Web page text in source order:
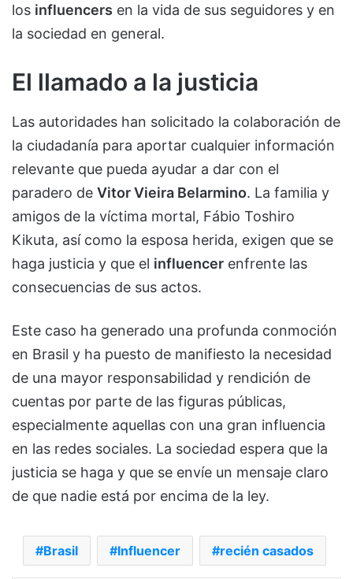
los influencers en la vida de sus seguidores y en
la sociedad en general.
El llamado a la justicia
Las autoridades han solicitado la colaboración de
la ciudadanía para aportar cualquier información
relevante que pueda ayudar a dar con el
paradero de Vitor Vieira Belarmino. La familia y
amigos de la víctima mortal, Fábio Toshiro
Kikuta, así como la esposa herida, exigen que se
haga justicia y que el influencer enfrente las
consecuencias de sus actos.
Este caso ha generado una profunda conmoción
en Brasil y ha puesto de manifiesto la necesidad
de una mayor responsabilidad y rendición de
cuentas por parte de las figuras públicas,
especialmente aquellas con una gran influencia
en las redes sociales. La sociedad espera que la
justicia se haga y que se envíe un mensaje claro
de que nadie está por encima de la ley.
Brasil Influencer recién casados